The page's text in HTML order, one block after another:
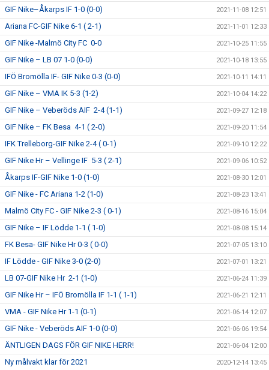
GIF Nike–Åkarps IF 1-0 (0-0) 2021-11-08 12:51
Ariana FC-GIF Nike 6-1 ( 2-1) 2021-11-01 12:33
GIF Nike -Malmö City FC 0-0 2021-10-25 11:55
GIF Nike – LB 07 1-0 (0-0) 2021-10-18 13:55
IFÖ Bromölla IF- GIF Nike 0-3 (0-0) 2021-10-11 14:11
GIF Nike – VMA IK 5-3 (1-2) 2021-10-04 14:22
GIF Nike – Veberöds AIF 2-4 (1-1) 2021-09-27 12:18
GIF Nike – FK Besa 4-1 ( 2-0) 2021-09-20 11:54
IFK Trelleborg-GIF Nike 2-4 ( 0-1) 2021-09-10 12:22
GIF Nike Hr – Vellinge IF 5-3 ( 2-1) 2021-09-06 10:52
Åkarps IF-GIF Nike 1-0 (1-0) 2021-08-30 12:01
GIF Nike - FC Ariana 1-2 (1-0) 2021-08-23 13:41
Malmö City FC - GIF Nike 2-3 ( 0-1) 2021-08-16 15:04
GIF Nike – IF Lödde 1-1 ( 1-0) 2021-08-08 15:14
FK Besa- GIF Nike Hr 0-3 ( 0-0) 2021-07-05 13:10
IF Lödde - GIF Nike 3-0 (2-0) 2021-07-01 13:21
LB 07-GIF Nike Hr 2-1 (1-0) 2021-06-24 11:39
GIF Nike Hr – IFÖ Bromölla IF 1-1 ( 1-1) 2021-06-21 12:11
VMA - GIF Nike Hr 1-1 (0-1) 2021-06-14 12:07
GIF Nike - Veberöds AIF 1-0 (0-0) 2021-06-06 19:54
ÄNTLIGEN DAGS FÖR GIF NIKE HERR! 2021-06-04 12:00
Ny målvakt klar för 2021 2020-12-14 13:45